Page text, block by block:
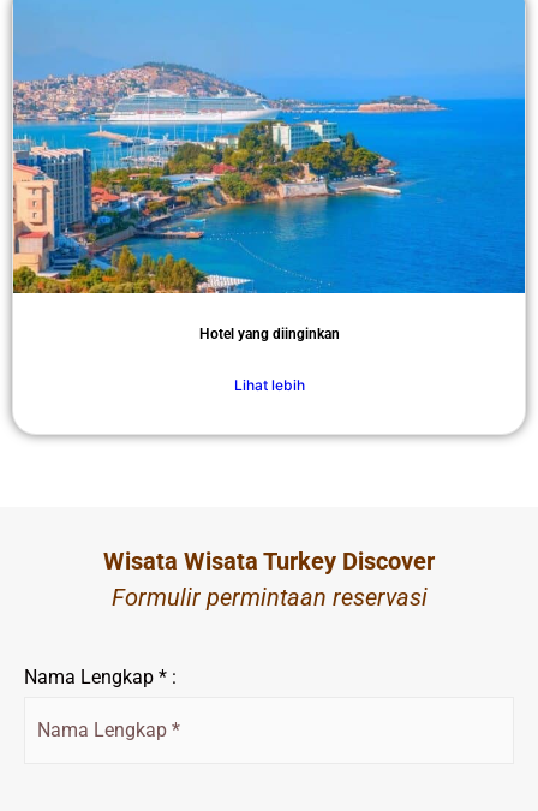
Hotel yang diinginkan
Lihat lebih
Wisata Wisata Turkey Discover
Formulir permintaan reservasi
Nama Lengkap * :